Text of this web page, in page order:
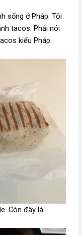
sống ở Pháp. Tôi
tacos. Phải nói
kiểu Pháp
Còn đây là